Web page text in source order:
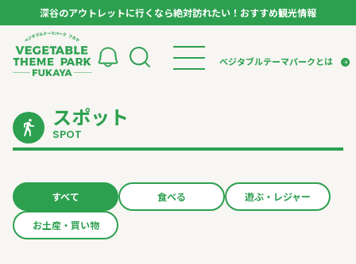
深谷のアウトレットに行くなら絶対訪れたい！おすすめ観光情報
ベジタブルテーマパークとは
トップページ
モデルコース
スポット
イベント
体験
パートナー企業について
アンバサダー
お役立ち情報
スポット
SPOT
すべて 食べる 遊ぶ・レジャー
お土産・買い物